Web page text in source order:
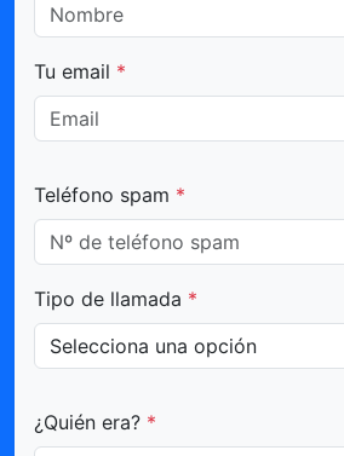
Tu email *
Teléfono spam *
Tipo de llamada *
¿Quién era? *